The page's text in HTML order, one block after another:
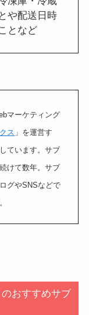
や配送日時
となど
マーケティング
ス 」を運営す
ています。サブ
けて数年。サブ
グやSNSなどで
おすすめサブ